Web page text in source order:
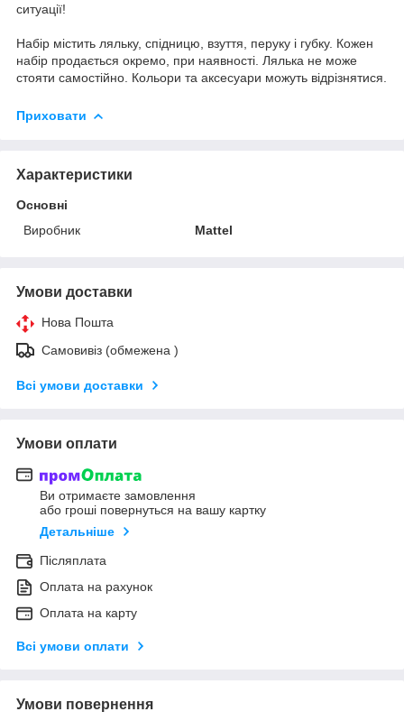
ситуації!
Набір містить ляльку, спідницю, взуття, перуку і губку. Кожен
набір продається окремо, при наявності. Лялька не може
стояти самостійно. Кольори та аксесуари можуть відрізнятися.
Приховати
Характеристики
Основні
Виробник
Mattel
Умови доставки
Нова Пошта
Самовивіз (обмежена )
Всі умови доставки
Умови оплати
Ви отримаєте замовлення
або гроші повернуться на вашу картку
Детальніше
Післяплата
Оплата на рахунок
Оплата на карту
Всі умови оплати
Умови повернення